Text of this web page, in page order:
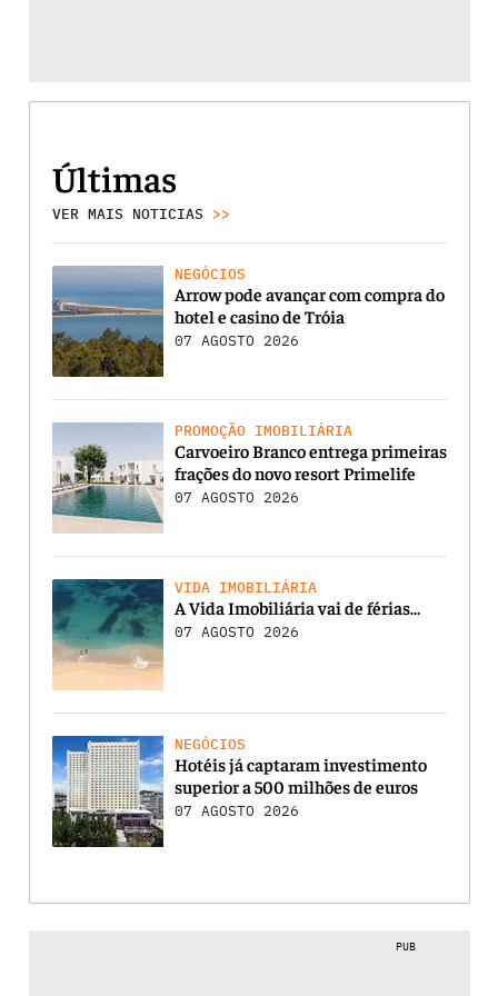
Últimas
VER MAIS NOTICIAS >>
NEGÓCIOS
Arrow pode avançar com compra do
hotel e casino de Tróia
07 AGOSTO 2026
PROMOÇÃO IMOBILIÁRIA
Carvoeiro Branco entrega primeiras
frações do novo resort Primelife
07 AGOSTO 2026
VIDA IMOBILIÁRIA
A Vida Imobiliária vai de férias…
07 AGOSTO 2026
NEGÓCIOS
Hotéis já captaram investimento
superior a 500 milhões de euros
07 AGOSTO 2026
PUB